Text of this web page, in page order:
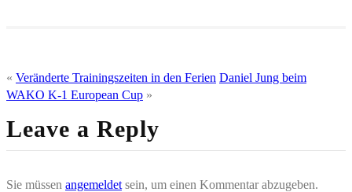
« Veränderte Trainingszeiten in den Ferien Daniel Jung beim
WAKO K-1 European Cup »
Leave a Reply
Sie müssen angemeldet sein, um einen Kommentar abzugeben.